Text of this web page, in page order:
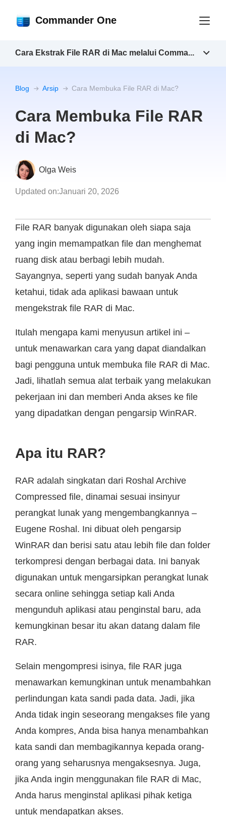
Commander One
Blog Arsip Cara Membuka File RAR di Mac?
Cara Membuka File RAR
di Mac?
Olga Weis
Updated on:Januari 20, 2026
File RAR banyak digunakan oleh siapa saja
yang ingin memampatkan file dan menghemat
ruang disk atau berbagi lebih mudah.
Sayangnya, seperti yang sudah banyak Anda
ketahui, tidak ada aplikasi bawaan untuk
mengekstrak file RAR di Mac.
Itulah mengapa kami menyusun artikel ini –
untuk menawarkan cara yang dapat diandalkan
bagi pengguna untuk membuka file RAR di Mac.
Jadi, lihatlah semua alat terbaik yang melakukan
pekerjaan ini dan memberi Anda akses ke file
yang dipadatkan dengan pengarsip WinRAR.
Apa itu RAR?
RAR adalah singkatan dari Roshal Archive
Compressed file, dinamai sesuai insinyur
perangkat lunak yang mengembangkannya –
Eugene Roshal. Ini dibuat oleh pengarsip
WinRAR dan berisi satu atau lebih file dan folder
terkompresi dengan berbagai data. Ini banyak
digunakan untuk mengarsipkan perangkat lunak
secara online sehingga setiap kali Anda
mengunduh aplikasi atau penginstal baru, ada
kemungkinan besar itu akan datang dalam file
RAR.
Selain mengompresi isinya, file RAR juga
menawarkan kemungkinan untuk menambahkan
perlindungan kata sandi pada data. Jadi, jika
Anda tidak ingin seseorang mengakses file yang
Anda kompres, Anda bisa hanya menambahkan
kata sandi dan membagikannya kepada orang-
orang yang seharusnya mengaksesnya. Juga,
jika Anda ingin menggunakan file RAR di Mac,
Anda harus menginstal aplikasi pihak ketiga
untuk mendapatkan akses.
Cara Ekstrak File RAR di Mac melalui Comma...